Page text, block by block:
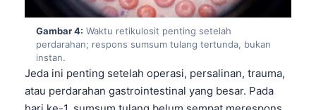
Gambar 4: Waktu retikulosit penting setelah
perdarahan; respons sumsum tulang tertunda, bukan
instan.
Jeda ini penting setelah operasi, persalinan, trauma,
atau perdarahan gastrointestinal yang besar. Pada